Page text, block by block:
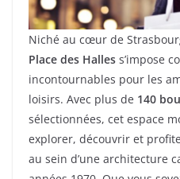
Niché au cœur de
Place des Halles s’impose
incontournables pour les
loisirs. Avec plus de 140
sélectionnées, cet espace
explorer, découvrir et
au sein d’une architecture